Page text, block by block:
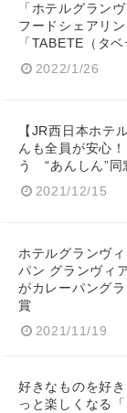
「ホテルグラン
フードシェアリ
「TABETE（タ
2022/1/26
【JR西日本ホテ
んも全員が安心
う “あんしん”同
2021/12/15
ホテルグランヴ
パン グランヴィ
がカレーパング
賞
2021/11/19
好きなものを好
っと楽しくなる